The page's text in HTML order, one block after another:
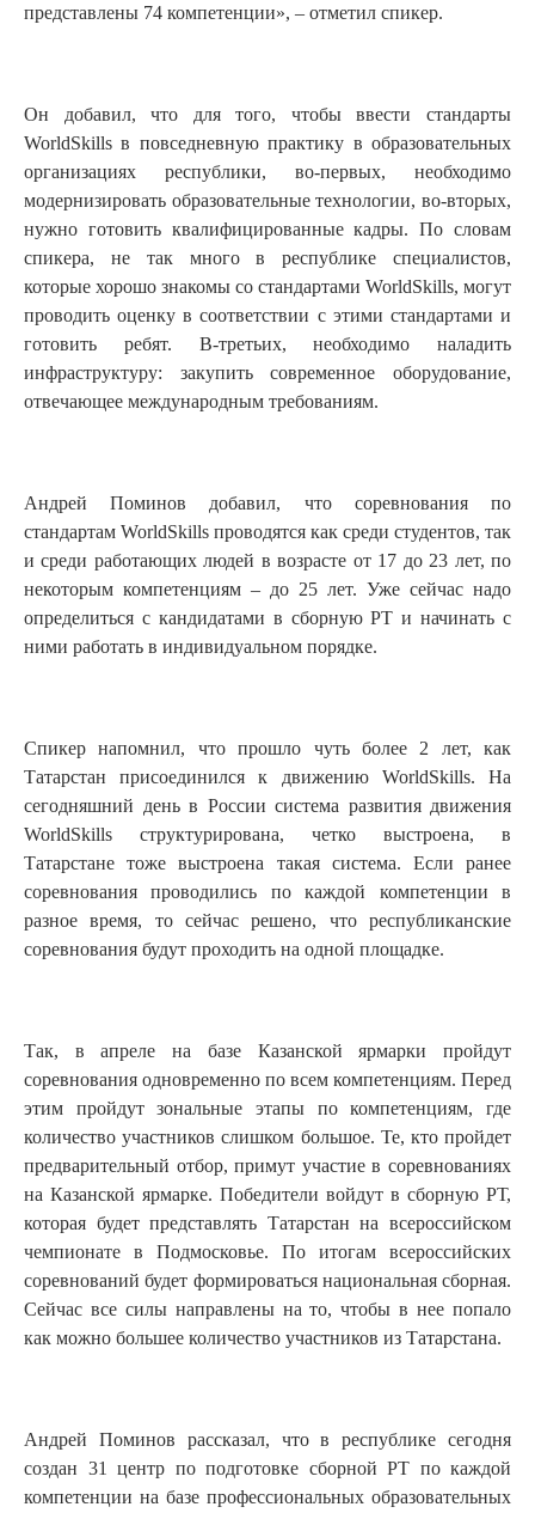
представлены 74 компетенции», – отметил спикер.
Он добавил, что для того, чтобы ввести стандарты
WorldSkills в повседневную практику в образовательных
организациях республики, во-первых, необходимо
модернизировать образовательные технологии, во-вторых,
нужно готовить квалифицированные кадры. По словам
спикера, не так много в республике специалистов,
которые хорошо знакомы со стандартами WorldSkills, могут
проводить оценку в соответствии с этими стандартами и
готовить ребят. В-третьих, необходимо наладить
инфраструктуру: закупить современное оборудование,
отвечающее международным требованиям.
Андрей Поминов добавил, что соревнования по
стандартам WorldSkills проводятся как среди студентов, так
и среди работающих людей в возрасте от 17 до 23 лет, по
некоторым компетенциям – до 25 лет. Уже сейчас надо
определиться с кандидатами в сборную РТ и начинать с
ними работать в индивидуальном порядке.
Спикер напомнил, что прошло чуть более 2 лет, как
Татарстан присоединился к движению WorldSkills. На
сегодняшний день в России система развития движения
WorldSkills структурирована, четко выстроена, в
Татарстане тоже выстроена такая система. Если ранее
соревнования проводились по каждой компетенции в
разное время, то сейчас решено, что республиканские
соревнования будут проходить на одной площадке.
Так, в апреле на базе Казанской ярмарки пройдут
соревнования одновременно по всем компетенциям. Перед
этим пройдут зональные этапы по компетенциям, где
количество участников слишком большое. Те, кто пройдет
предварительный отбор, примут участие в соревнованиях
на Казанской ярмарке. Победители войдут в сборную РТ,
которая будет представлять Татарстан на всероссийском
чемпионате в Подмосковье. По итогам всероссийских
соревнований будет формироваться национальная сборная.
Сейчас все силы направлены на то, чтобы в нее попало
как можно большее количество участников из Татарстана.
Андрей Поминов рассказал, что в республике сегодня
создан 31 центр по подготовке сборной РТ по каждой
компетенции на базе профессиональных образовательных